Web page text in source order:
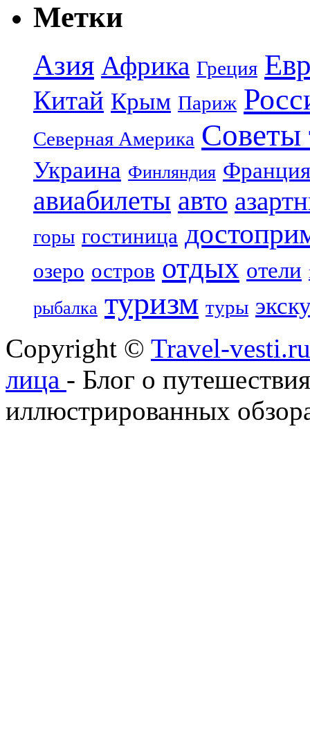
Метки
Азия Африка Греция
Китай Крым Париж
Северная Америка Советы
Украина Финляндия Франция
авиабилеты авто
горы гостиница
озеро остров отдых отели
рыбалка туризм туры
Copyright © Travel-
лица - Блог о
иллюстрированных